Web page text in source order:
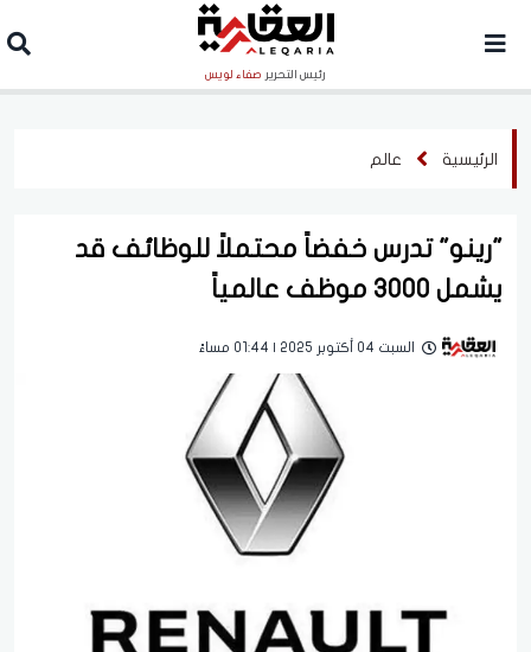
رئيس التحرير صفاء لويس
الرئيسية عالم
"رينو" تدرس خفضاً محتملاً للوظائف قد
يشمل 3000 موظف عالمياً
السبت 04 أكتوبر 2025 | 01:44 مساءً